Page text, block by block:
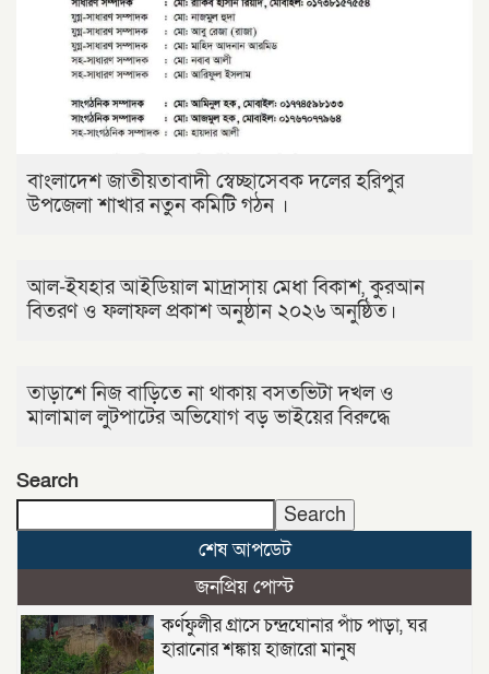
বাংলাদেশ জাতীয়তাবাদী স্বেচ্ছাসেবক দলের হরিপুর
উপজেলা শাখার নতুন কমিটি গঠন ।
আল-ইযহার আইডিয়াল মাদ্রাসায় মেধা বিকাশ, কুরআন
বিতরণ ও ফলাফল প্রকাশ অনুষ্ঠান ২০২৬ অনুষ্ঠিত।
তাড়াশে নিজ বাড়িতে না থাকায় বসতভিটা দখল ও
মালামাল লুটপাটের অভিযোগ বড় ভাইয়ের বিরুদ্ধে
Search
Search
শেষ আপডেট
জনপ্রিয় পোস্ট
কর্ণফুলীর গ্রাসে চন্দ্রঘোনার পাঁচ পাড়া, ঘর
হারানোর শঙ্কায় হাজারো মানুষ